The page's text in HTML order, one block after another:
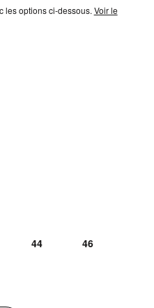
les options ci-dessous. Voir le
44 46